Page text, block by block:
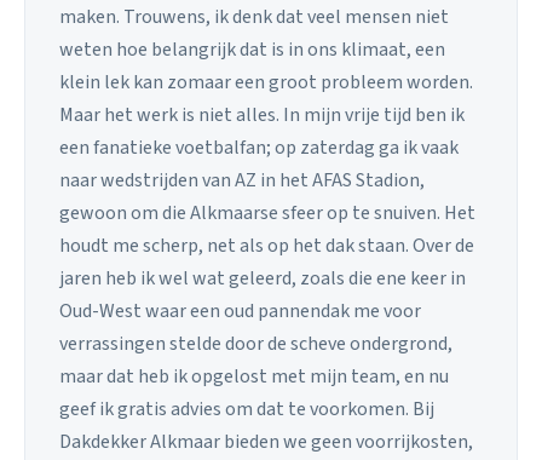
maken. Trouwens, ik denk dat veel mensen niet
weten hoe belangrijk dat is in ons klimaat, een
klein lek kan zomaar een groot probleem worden.
Maar het werk is niet alles. In mijn vrije tijd ben ik
een fanatieke voetbalfan; op zaterdag ga ik vaak
naar wedstrijden van AZ in het AFAS Stadion,
gewoon om die Alkmaarse sfeer op te snuiven. Het
houdt me scherp, net als op het dak staan. Over de
jaren heb ik wel wat geleerd, zoals die ene keer in
Oud-West waar een oud pannendak me voor
verrassingen stelde door de scheve ondergrond,
maar dat heb ik opgelost met mijn team, en nu
geef ik gratis advies om dat te voorkomen. Bij
Dakdekker Alkmaar bieden we geen voorrijkosten,